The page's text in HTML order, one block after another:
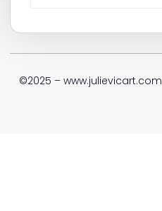
©2025 – www.julievicart.com